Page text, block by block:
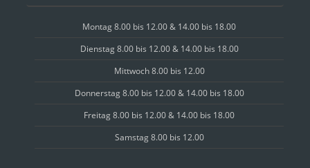
Montag 8.00 bis 12.00 & 14.00 bis 18.00
Dienstag 8.00 bis 12.00 & 14.00 bis 18.00
Mittwoch 8.00 bis 12.00
Donnerstag 8.00 bis 12.00 & 14.00 bis 18.00
Freitag 8.00 bis 12.00 & 14.00 bis 18.00
Samstag 8.00 bis 12.00